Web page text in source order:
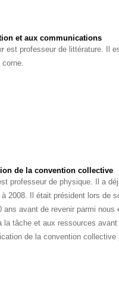
et aux communications
est professeur de littérature. Il
corne.
de la convention collective
professeur de physique. Il a
2008. Il était président lors de
ans avant de revenir parmi nous
la tâche et aux ressources
de la convention